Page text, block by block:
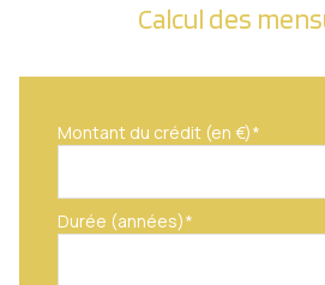
Calcul des
Montant du crédit (en €)*
Durée (années)*